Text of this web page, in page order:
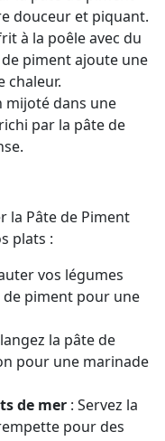
douceur et piquant.
à la poêle avec du
piment ajoute une
chaleur.
mijoté dans une
par la pâte de
la Pâte de Piment
plats :
vos légumes
de piment pour une
la pâte de
pour une marinade
de mer : Servez la
pour des